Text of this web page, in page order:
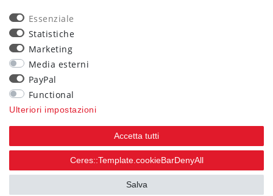
Essenziale
Statistiche
Marketing
Media esterni
PayPal
Functional
Ulteriori impostazioni
Accetta tutti
Ceres::Template.cookieBarDenyAll
Salva
Confermo di aver letto la
.Ceres::Template.newsletterIsRequiredFootnote
90
trees were planted